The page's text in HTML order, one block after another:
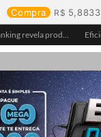
Compra 5,8833
Ranking revela produtos mais comprados em cada estado e aponta drone como destaque em Rondônia